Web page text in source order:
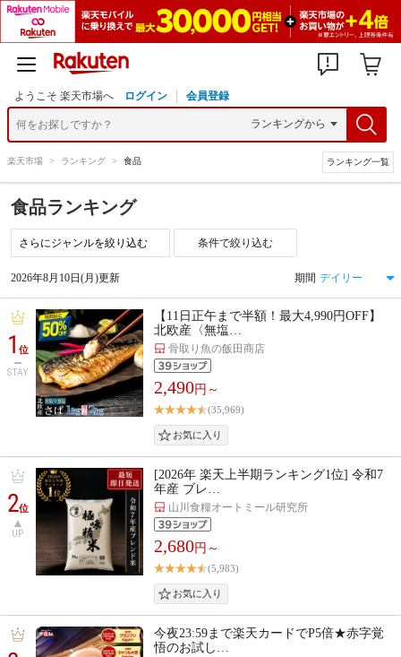
ようこそ 楽天市場へ ログイン 会員登録
楽天市場 > ランキング > 食品 ランキング一覧
食品ランキング
条件で絞り込む
2026年8月10日(月)更新 期間
1位
STAY
【11日正午まで半額！最大4,990円OFF】
北欧産〈無塩…
骨取り魚の飯田商店
2,490円～
(35,969)
2位
UP
[2026年 楽天上半期ランキング1位] 令和7
年産 ブレ…
山川食糧オートミール研究所
2,680円～
(5,983)
今夜23:59まで楽天カードでP5倍★赤字覚
悟のお試し…